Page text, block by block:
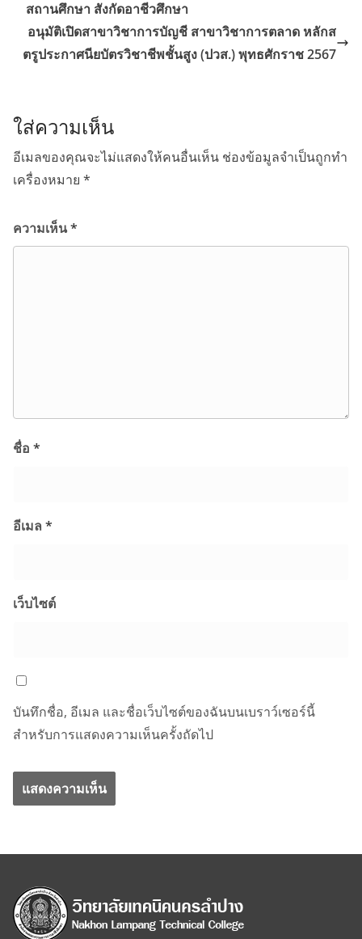
สถานศึกษา สังกัดอาชีวศึกษา
อนุมัติเปิดสาขาวิชาการบัญชี สาขาวิชาการตลาด หลักส
ตรูประกาศนียบัตรวิชาชีพชั้นสูง (ปวส.) พุทธศักราช 2567
ใส่ความเห็น
อีเมลของคุณจะไม่แสดงให้คนอื่นเห็น ช่องข้อมูลจำเป็นถูกทำ
เครื่องหมาย *
ความเห็น*
ชื่อ *
อีเมล *
เว็บไซต์
บันทึกชื่อ, อีเมล และชื่อเว็บไซต์ของฉันบนเบราว์เซอร์นี้
สำหรับการแสดงความเห็นครั้งถัดไป